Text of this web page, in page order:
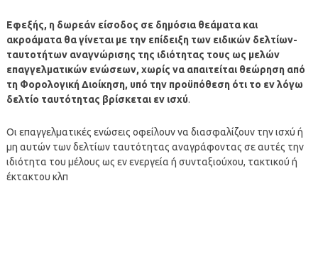
Εφεξής, η δωρεάν είσοδος σε δημόσια θεάματα και
ακροάματα θα γίνεται με την επίδειξη των ειδικών δελτίων-
ταυτοτήτων αναγνώρισης της ιδιότητας τους ως μελών
επαγγελματικών ενώσεων, χωρίς να απαιτείται θεώρηση από
τη Φορολογική Διοίκηση, υπό την προϋπόθεση ότι το εν λόγω
δελτίο ταυτότητας βρίσκεται εν ισχύ.
Οι επαγγελματικές ενώσεις οφείλουν να διασφαλίζουν την ισχύ ή
μη αυτών των δελτίων ταυτότητας αναγράφοντας σε αυτές την
ιδιότητα του μέλους ως εν ενεργεία ή συνταξιούχου, τακτικού ή
έκτακτου κλπ